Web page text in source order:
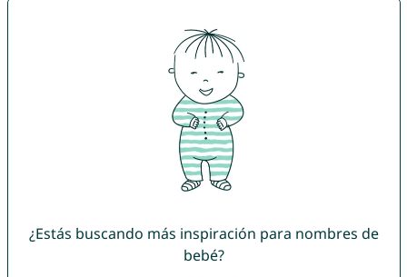
¿Estás buscando más inspiración para nombres de
bebé?